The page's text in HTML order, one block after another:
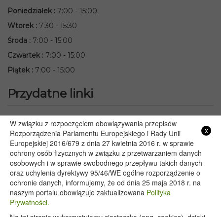
Poniedziałek: 7:00 - 15:00
Wtorek: 7:30 - 15:30
Środa : 7:00 - 15:00
Czwartek: 7:00 - 15:00
Piątek: 7:00 - 15:00
Przydatne linki
Starostwo Powiatowe we Włodawie
Lubelski Urząd Wojewódzki w Lublinie
Urząd Marszałkowski Województwa Lubelskiego w Lublinie
Serwis Rzeczypospolitej Polskiej
PGE – Planowane wyłączenia prądu
Poczta E-mail
x
W związku z rozpoczęciem obowiązywania przepisów
Rozporządzenia Parlamentu Europejskiego i Rady Unii
Europejskiej 2016/679 z dnia 27 kwietnia 2016 r. w sprawie
ochrony osób fizycznych w związku z przetwarzaniem danych
osobowych i w sprawie swobodnego przepływu takich danych
oraz uchylenia dyrektywy 95/46/WE ogólne rozporządzenie o
ochronie danych, informujemy, że od dnia 25 maja 2018 r. na
naszym portalu obowiązuje zaktualizowana Polityka
Prywatności.